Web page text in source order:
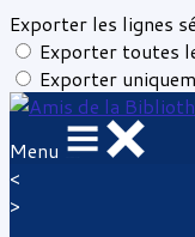
Exporter les lignes
Exporter toutes
Exporter
Menu
<
>